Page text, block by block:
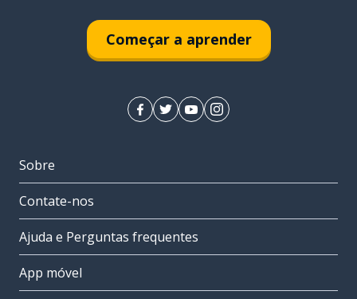
Começar a aprender
Sobre
Contate-nos
Ajuda e Perguntas frequentes
App móvel